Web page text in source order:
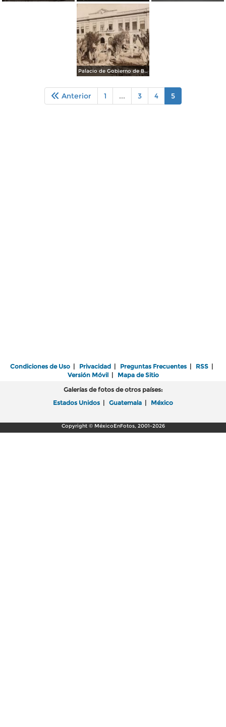
Palacio de Gobierno de Baja California
Anterior 1 ... 3 4 5
Condiciones de Uso | Privacidad | Preguntas Frecuentes | RSS |
Versión Móvil| Mapa de Sitio
Galerías de fotos de otros países:
Estados Unidos | Guatemala | México
Copyright © MéxicoEnFotos, 2001-2026